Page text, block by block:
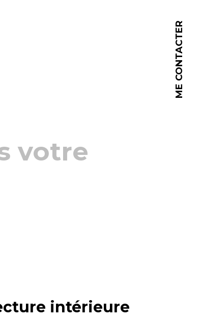
ME CONTACTER
votre
intérieure